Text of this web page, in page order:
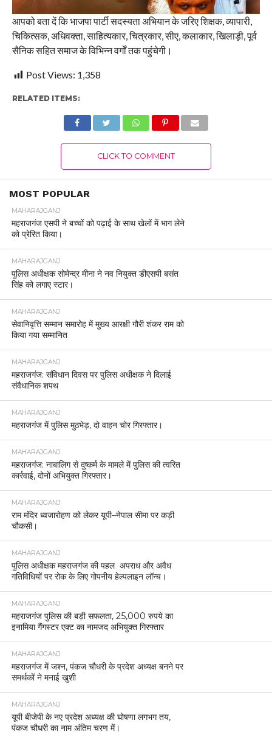
आपको बता दें कि भाजपा पार्टी सदस्यता अभियान के जरिए शिक्षक, व्यापारी,
चिकित्सक, अधिवक्ता, साहित्यकार, चित्रकार, सीए, कलाकार, खिलाड़ी, पूर्व
सैनिक सहित समाज के विभिन्न वर्गों तक पहुंचेगी।
Post Views: 1,358
RELATED ITEMS:
CLICK TO COMMENT
MOST POPULAR
MAHARAJGANJ
महराजगंज एसपी ने बच्चों को पढ़ाई के साथ खेलों में भाग लेने
को प्रेरित किया।
MAHARAJGANJ
पुलिस अधीक्षक सोमेन्द्र मीना ने नव नियुक्त डीएसपी बसंत
सिंह को लगाए स्टार।
MAHARAJGANJ
सेवानिवृत्ति सम्मान समारोह में मुख्य आरक्षी गौरी शंकर राम को
किया गया सम्मानित
MAHARAJGANJ
महराजगंज: संविधान दिवस पर पुलिस अधीक्षक ने दिलाई
संवैधानिक शपथ
MAHARAJGANJ
महराजगंज में पुलिस मुठभेड़, दो वाहन चोर गिरफ्तार।
MAHARAJGANJ
महराजगंज: नाबालिग से दुष्कर्म के मामले में पुलिस की त्वरित
कार्रवाई, दोनों अभियुक्त गिरफ्तार।
MAHARAJGANJ
राम मंदिर ध्वजारोहण को लेकर यूपी–नेपाल सीमा पर कड़ी
चौकसी।
MAHARAJGANJ
पुलिस अधीक्षक महराजगंज की पहल अपराध और अवैध
गतिविधियों पर रोक के लिए गोपनीय हेल्पलाइन लॉन्च।
MAHARAJGANJ
महराजगंज पुलिस की बड़ी सफलता, 25,000 रुपये का
इनामिया गैंगस्टर एक्ट का नामजद अभियुक्त गिरफ्तार
MAHARAJGANJ
महराजगंज में जश्न, पंकज चौधरी के प्रदेश अध्यक्ष बनने पर
समर्थकों ने मनाई खुशी
MAHARAJGANJ
यूपी बीजेपी के नए प्रदेश अध्यक्ष की घोषणा लगभग तय,
पंकज चौधरी का नाम अंतिम चरण में।